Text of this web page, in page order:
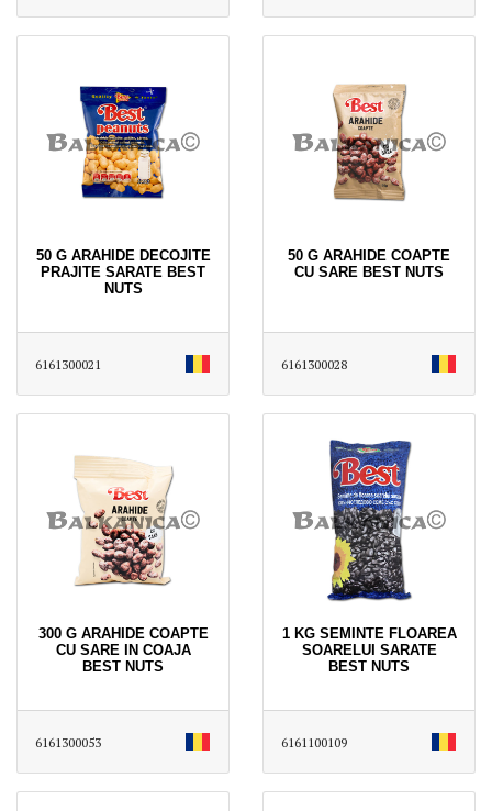
50 G ARAHIDE DECOJITE
PRAJITE SARATE BEST
NUTS
6161300021
50 G ARAHIDE COAPTE
CU SARE BEST NUTS
6161300028
300 G ARAHIDE COAPTE
CU SARE IN COAJA
BEST NUTS
6161300053
1 KG SEMINTE FLOAREA
SOARELUI SARATE
BEST NUTS
6161100109